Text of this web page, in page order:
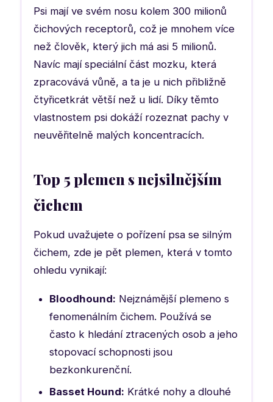
Psi mají ve svém nosu kolem 300 milionů
čichových receptorů, což je mnohem více
než člověk, který jich má asi 5 milionů.
Navíc mají speciální část mozku, která
zpracovává vůně, a ta je u nich přibližně
čtyřicetkrát větší než u lidí. Díky těmto
vlastnostem psi dokáží rozeznat pachy v
neuvěřitelně malých koncentracích.
Top 5 plemen s nejsilnějším
čichem
Pokud uvažujete o pořízení psa se silným
čichem, zde je pět plemen, která v tomto
ohledu vynikají:
Bloodhound: Nejznámější plemeno s
fenomenálním čichem. Používá se
často k hledání ztracených osob a jeho
stopovací schopnosti jsou
bezkonkurenční.
Basset Hound: Krátké nohy a dlouhé